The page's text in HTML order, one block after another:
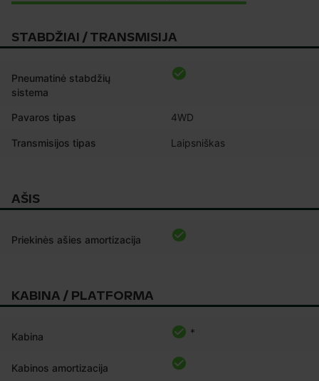
STABDŽIAI / TRANSMISIJA
Pneumatinė stabdžių
sistema
Pavaros tipas 4WD
Transmisijos tipas Laipsniškas
AŠIS
Priekinės ašies amortizacija
KABINA / PLATFORMA
Kabina *
Kabinos amortizacija